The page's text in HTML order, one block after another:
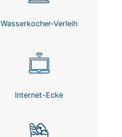
Wasserkocher-Verleih
Internet-Ecke